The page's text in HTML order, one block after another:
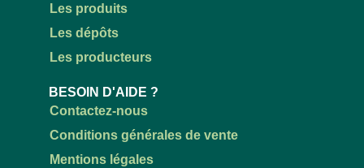
Les produits
Les dépôts
Les producteurs
BESOIN D'AIDE ?
Contactez-nous
Conditions générales de vente
Mentions légales